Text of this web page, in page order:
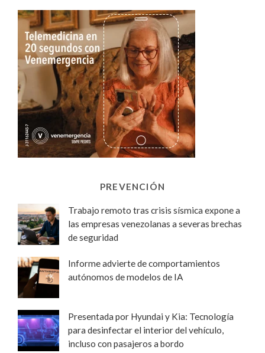
PREVENCIÓN
Trabajo remoto tras crisis sísmica expone a
las empresas venezolanas a severas brechas
de seguridad
Informe advierte de comportamientos
autónomos de modelos de IA
Presentada por Hyundai y Kia: Tecnología
para desinfectar el interior del vehículo,
incluso con pasajeros a bordo